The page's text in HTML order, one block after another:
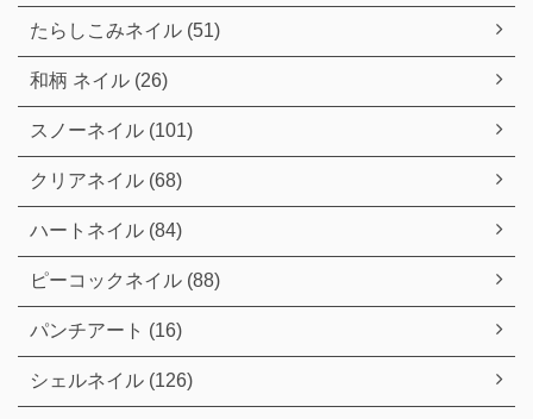
たらしこみネイル (51)
和柄 ネイル (26)
スノーネイル (101)
クリアネイル (68)
ハートネイル (84)
ピーコックネイル (88)
パンチアート (16)
シェルネイル (126)